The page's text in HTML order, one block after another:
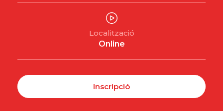
Localització
Online
Inscripció